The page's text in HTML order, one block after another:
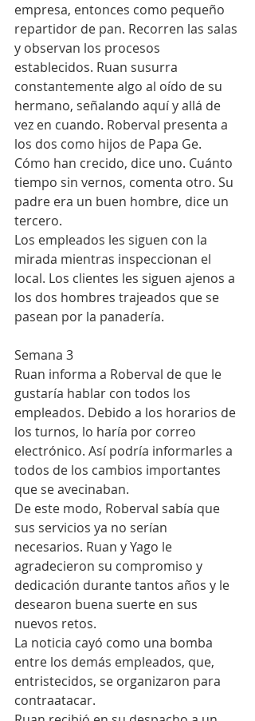
empresa, entonces como pequeño
repartidor de pan. Recorren las salas
y observan los procesos
establecidos. Ruan susurra
constantemente algo al oído de su
hermano, señalando aquí y allá de
vez en cuando. Roberval presenta a
los dos como hijos de Papa Ge.
Cómo han crecido, dice uno. Cuánto
tiempo sin vernos, comenta otro. Su
padre era un buen hombre, dice un
tercero.
Los empleados les siguen con la
mirada mientras inspeccionan el
local. Los clientes les siguen ajenos a
los dos hombres trajeados que se
pasean por la panadería.
Semana 3
Ruan informa a Roberval de que le
gustaría hablar con todos los
empleados. Debido a los horarios de
los turnos, lo haría por correo
electrónico. Así podría informarles a
todos de los cambios importantes
que se avecinaban.
De este modo, Roberval sabía que
sus servicios ya no serían
necesarios. Ruan y Yago le
agradecieron su compromiso y
dedicación durante tantos años y le
desearon buena suerte en sus
nuevos retos.
La noticia cayó como una bomba
entre los demás empleados, que,
entristecidos, se organizaron para
contraatacar.